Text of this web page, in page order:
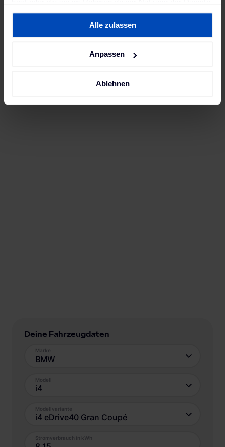
gesammelt haben. Weitere Informationen findest du in
Datenschutzerklärungund unserem
Impressum.
Alle zulassen
Anpassen
Ablehnen
Deine Fahrzeugdaten
Marke
BMW
Modell
i4
Modellvariante
i4 eDrive40 Gran Coupé
Stromverbrauch in kWh